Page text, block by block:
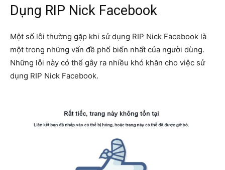
Dụng RIP Nick Facebook
Một số lỗi thường gặp khi sử dụng RIP Nick Facebook là
một trong những vấn đề phổ biến nhất của người dùng.
Những lỗi này có thể gây ra nhiều khó khăn cho việc sử
dụng RIP Nick Facebook.